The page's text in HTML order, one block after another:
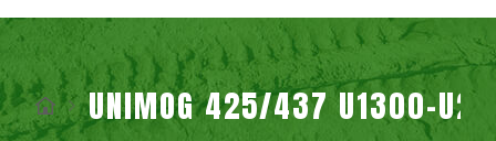
UNIMOG 425/437 U1300-